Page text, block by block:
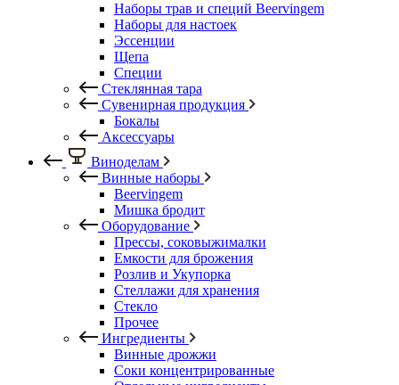
Наборы трав и специй Beervingem
Наборы для настоек
Эссенции
Щепа
Специи
Стеклянная тара
Сувенирная продукция
Бокалы
Аксессуары
Виноделам
Винные наборы
Beervingem
Мишка бродит
Оборудование
Прессы, соковыжималки
Емкости для брожения
Розлив и Укупорка
Стеллажи для хранения
Стекло
Прочее
Ингредиенты
Винные дрожжи
Соки концентрированные